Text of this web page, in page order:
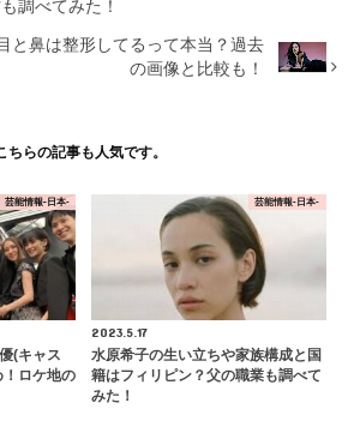
調べてみた！
と鼻は整形してるって本当？過去
の画像と比較も！
ちらの記事も人気です。
芸能情報-日本-
(キャス
！ロケ地の
芸能情報-日本-
2023.5.17
水原希子の生い立ちや家族構成と国
籍はフィリピン？父の職業も調べて
みた！